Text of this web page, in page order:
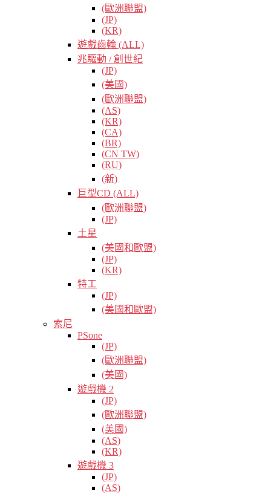
(歐洲聯盟)
(JP)
(KR)
遊戲齒輪 (ALL)
兆驅動 / 創世紀
(JP)
(美國)
(歐洲聯盟)
(AS)
(KR)
(CA)
(BR)
(CN TW)
(RU)
(新)
巨型CD (ALL)
(歐洲聯盟)
(JP)
土星
(美國和歐盟)
(JP)
(KR)
特工
(JP)
(美國和歐盟)
索尼
PSone
(JP)
(歐洲聯盟)
(美國)
遊戲機 2
(JP)
(歐洲聯盟)
(美國)
(AS)
(KR)
遊戲機 3
(JP)
(AS)